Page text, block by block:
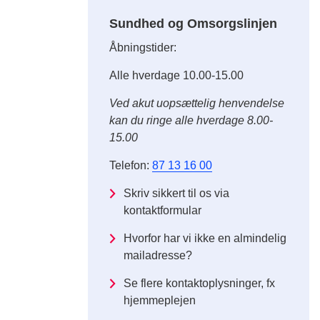
Sundhed og Omsorgslinjen
Åbningstider:
Alle hverdage 10.00-15.00
Ved akut uopsættelig henvendelse
kan du ringe alle hverdage 8.00-
15.00
Telefon:87 13 16 00
Skriv sikkert til os via
kontaktformular
Hvorfor har vi ikke en almindelig
mailadresse?
Se flere kontaktoplysninger, fx
hjemmeplejen